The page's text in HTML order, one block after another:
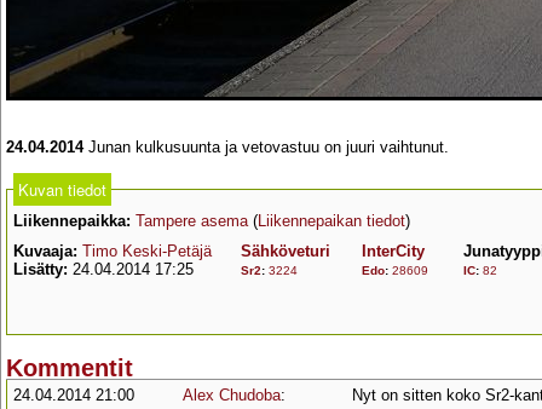
24.04.2014Junan kulkusuunta ja vetovastuu on juuri vaihtunut.
Kuvan tiedot
Liikennepaikka: Tampere asema(Liikennepaikan tiedot)
Kuvaaja: Timo Keski-Petäjä
Lisätty: 24.04.2014 17:25
Sähköveturi
Sr2: 3224
InterCity
Edo: 28609 IC: 82
Kommentit
24.04.2014 21:00 Alex Chudoba: Nyt on sitten koko Sr2-